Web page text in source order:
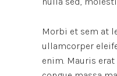
Morbi et sem at
ullamcorper
enim. Mauris